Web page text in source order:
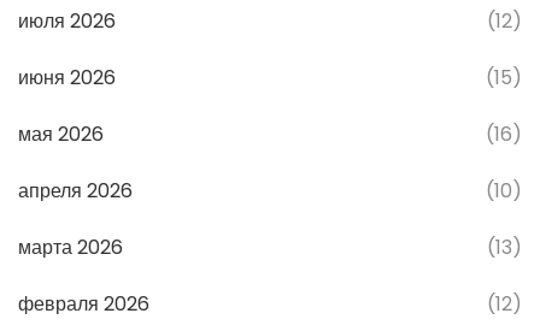
июля 2026 (12)
июня 2026 (15)
мая 2026 (16)
апреля 2026 (10)
марта 2026 (13)
февраля 2026 (12)